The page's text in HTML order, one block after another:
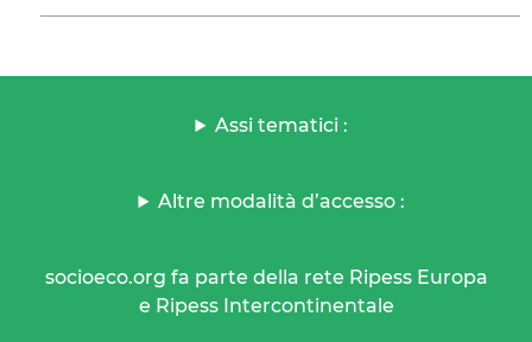
Assi tematici :
Altre modalità d’accesso :
socioeco.org fa parte della rete Ripess Europa
e Ripess Intercontinentale